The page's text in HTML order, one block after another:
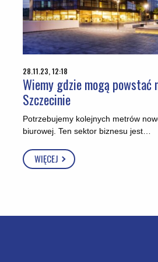
28.11.23, 12:18
Wiemy gdzie mogą powstać
Szczecinie
Potrzebujemy kolejnych metrów
biurowej. Ten sektor biznesu jest…
WIĘCEJ